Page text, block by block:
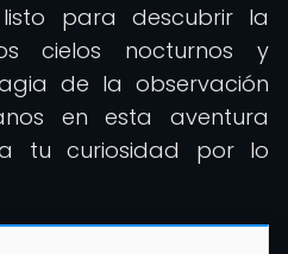
listo para descubrir la
cielos nocturnos y
de la observación
en esta aventura
tu curiosidad por lo